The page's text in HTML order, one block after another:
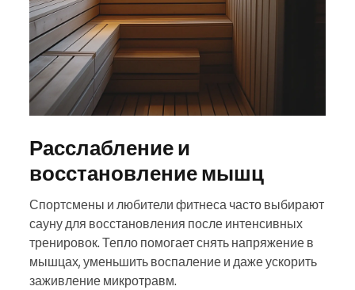
Расслабление и
восстановление мышц
Спортсмены и любители фитнеса часто выбирают
сауну для восстановления после интенсивных
тренировок. Тепло помогает снять напряжение в
мышцах, уменьшить воспаление и даже ускорить
заживление микротравм.